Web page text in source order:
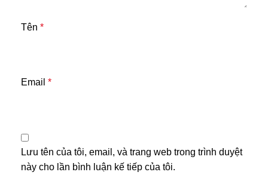
Tên *
Email *
Lưu tên của tôi, email, và trang web trong trình duyệt
này cho lần bình luận kế tiếp của tôi.